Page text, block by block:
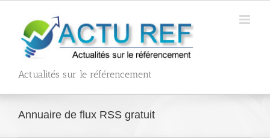
contenu
Actualités sur le référencement
Annuaire de flux RSS gratuit